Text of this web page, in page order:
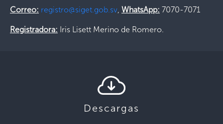
Correo: registro@siget.gob.sv, WhatsApp: 7070-7071
Registradora: Iris Lisett Merino de Romero.
Descargas